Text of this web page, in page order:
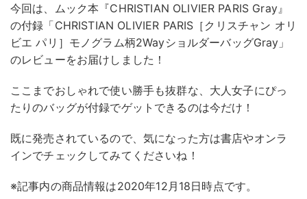
今回は、ムック本『CHRISTIAN OLIVIER PARIS Gray』
の付録「CHRISTIAN OLIVIER PARIS［クリスチャン オリ
ビエ パリ］モノグラム柄2WayショルダーバッグGray」
のレビューをお届けしました！
ここまでおしゃれで使い勝手も抜群な、大人女子にぴっ
たりのバッグが付録でゲットできるのは今だけ！
既に発売されているので、気になった方は書店やオンラ
インでチェックしてみてくださいね！
※記事内の商品情報は2020年12月18日時点です。